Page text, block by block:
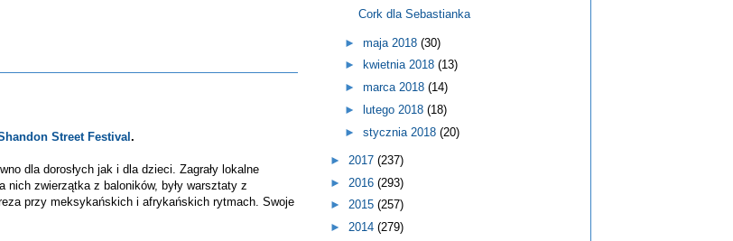
Street Festival.
dla dorosłych jak i dla dzieci. Zagrały lokalne
nich zwierzątka z baloników, były warsztaty z
przy meksykańskich i afrykańskich rytmach. Swoje
Cork dla Sebastianka
► maja 2018 (30)
►
kwietnia 2018 (13)
► marca 2018 (14)
►
lutego 2018 (18)
► stycznia 2018 (20)
► 2017 (237)
► 2016 (293)
► 2015 (257)
► 2014 (279)